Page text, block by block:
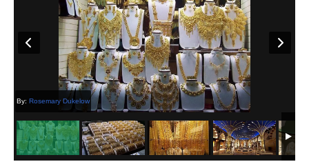
By: Rosemary Dukelow